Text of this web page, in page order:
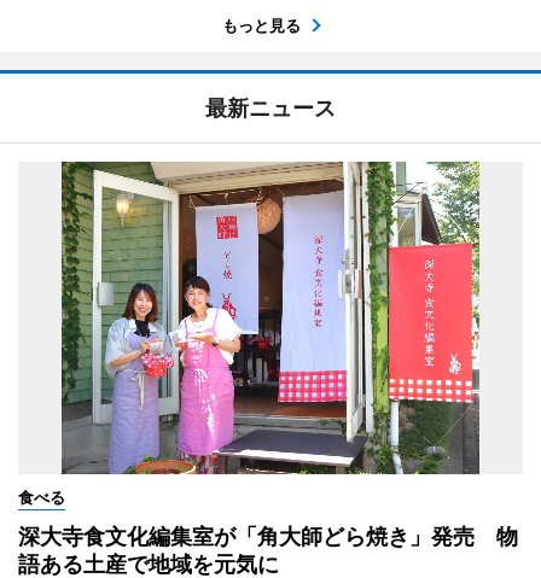
もっと見る
最新ニュース
食べる
深大寺食文化編集室が「角大師どら焼き」発売 物
語ある土産で地域を元気に